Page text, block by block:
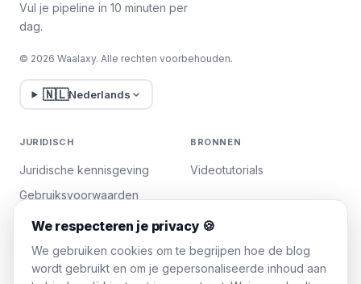
Vul je pipeline in 10 minuten per
dag.
© 2026 Waalaxy. Alle rechten voorbehouden.
🇳🇱Nederlands
JURIDISCH
Juridische kennisgeving
Gebruiksvoorwaarden
Privacybeleid
Cookies beheren
BRONNEN
Videotutorials
We respecteren je privacy 🍪
We gebruiken cookies om te begrijpen hoe de blog
wordt gebruikt en om je gepersonaliseerde inhoud aan